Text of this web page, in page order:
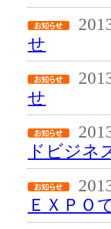
せ
せ
ドビジネ
ＥＸＰＯ